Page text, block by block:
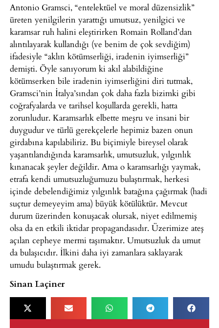
Antonio Gramsci, “entelektüel ve moral düzensizlik”
üreten yenilgilerin yarattığı umutsuz, yenilgici ve
karamsar ruh halini eleştirirken Romain Rolland’dan
alıntılayarak kullandığı (ve benim de çok sevdiğim)
ifadesiyle “aklın kötümserliği, iradenin iyimserliği”
demişti. Öyle sanıyorum ki akıl alabildiğine
kötümserken bile iradenin iyimserliğini diri tutmak,
Gramsci’nin İtalya’sından çok daha fazla bizimki gibi
coğrafyalarda ve tarihsel koşullarda gerekli, hatta
zorunludur. Karamsarlık elbette meşru ve insani bir
duygudur ve türlü gerekçelerle hepimiz bazen onun
girdabına kapılabiliriz. Bu biçimiyle bireysel olarak
yaşantılandığında karamsarlık, umutsuzluk, yılgınlık
kınanacak şeyler değildir. Ama o karamsarlığı yaymak,
etrafa kendi umutsuzluğumuzu bulaştırmak, herkesi
içinde debelendiğimiz yılgınlık batağına çağırmak (hadi
suçtur demeyeyim ama) büyük kötülüktür. Mevcut
durum üzerinden konuşacak olursak, niyet edilmemiş
olsa da en etkili iktidar propagandasıdır. Üzerimize ateş
açılan cepheye mermi taşımaktır. Umutsuzluk da umut
da bulaşıcıdır. İlkini daha iyi zamanlara saklayarak
umudu bulaştırmak gerek.
Sinan Laçiner